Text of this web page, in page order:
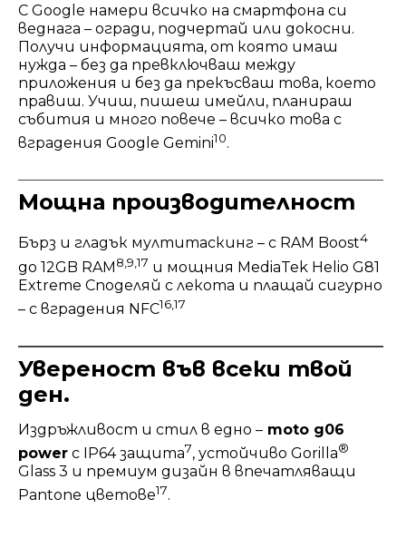
С Google намери всичко на смартфона си
веднага – огради, подчертай или докосни.
Получи информацията, от която имаш
нужда – без да превключваш между
приложения и без да прекъсваш това, което
правиш. Учиш, пишеш имейли, планираш
събития и много повече – всичко това с
вградения Google Gemini10.
Мощна производителност
Бърз и гладък мултитаскинг – с RAM Boost4
до 12GB RAM8,9,17 и мощния MediaTek Helio G81
Extreme Споделяй с лекота и плащай сигурно
– с вградения NFC16,17
Увереност във всеки твой
ден.
Издръжливост и стил в едно – moto g06
power с IP64 защита7, устойчиво Gorilla®
Glass 3 и премиум дизайн в впечатляващи
Pantone цветове17.